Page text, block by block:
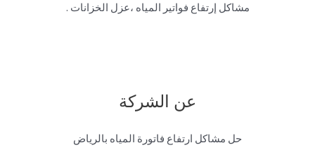
مشاكل إرتفاع فواتير المياه ،عزل الخزانات .
عن الشركة
حل مشاكل ارتفاع فاتورة المياه بالرياض